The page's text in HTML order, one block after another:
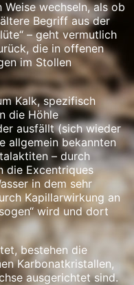
wechseln, als ob
Begriff aus der
– geht vermutlich
die in offenen
im Stollen
Kalk, spezifisch
die Höhle
ausfällt (sich wieder
allgemein bekannten
– durch
die Excentriques
in dem sehr
Kapillarwirkung an
wird und dort
bestehen die
Karbonatkristallen,
ausgerichtet sind.